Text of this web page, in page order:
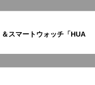
スマートウォッチ「HUA